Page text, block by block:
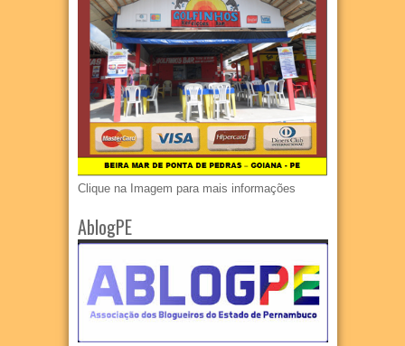
Clique na Imagem para mais informações
AblogPE